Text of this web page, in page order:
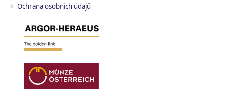
Ochrana osobních údajů